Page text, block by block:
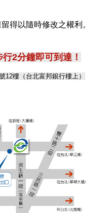
得以隨時修改之權利。
行2分鐘即可到達！
12樓（台北富邦銀行樓上）